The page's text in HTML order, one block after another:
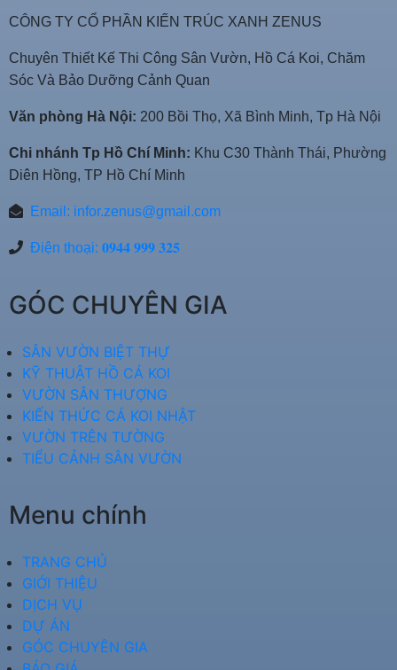
CÔNG TY CỔ PHẦN KIẾN TRÚC XANH ZENUS
Chuyên Thiết Kế Thi Công Sân Vườn, Hồ Cá Koi, Chăm
Sóc Và Bảo Dưỡng Cảnh Quan
Văn phòng Hà Nội: 200 Bồi Thọ, Xã Bình Minh, Tp Hà Nội
Chi nhánh Tp Hồ Chí Minh: Khu C30 Thành Thái, Phường
Diên Hồng, TP Hồ Chí Minh
Email: infor.zenus@gmail.com
Điện thoại: 𝟎𝟗𝟒𝟒 𝟗𝟗𝟗 𝟑𝟐𝟓
GÓC CHUYÊN GIA
SÂN VƯỜN BIỆT THỰ
KỸ THUẬT HỒ CÁ KOI
VƯỜN SÂN THƯỢNG
KIẾN THỨC CÁ KOI NHẬT
VƯỜN TRÊN TƯỜNG
TIỂU CẢNH SÂN VƯỜN
Menu chính
TRANG CHỦ
GIỚI THIỆU
DỊCH VỤ
DỰ ÁN
GÓC CHUYÊN GIA